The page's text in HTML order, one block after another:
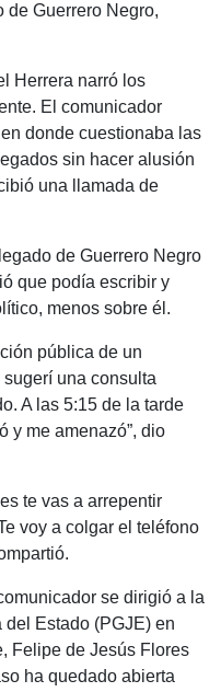
de Guerrero Negro,
Herrera narró los
El comunicador
donde cuestionaba las
sin hacer alusión
una llamada de
de Guerrero Negro
que podía escribir y
menos sobre él.
pública de un
una consulta
A las 5:15 de la tarde
y me amenazó”, dio
te vas a arrepentir
voy a colgar el teléfono
se dirigió a la
Estado (PGJE) en
Felipe de Jesús Flores
ha quedado abierta